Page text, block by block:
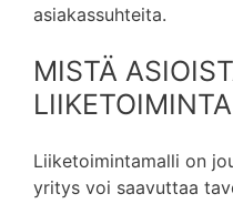
asiakassuhteita.
MISTÄ
Liiketoimintamalli on
yritys voi saavuttaa